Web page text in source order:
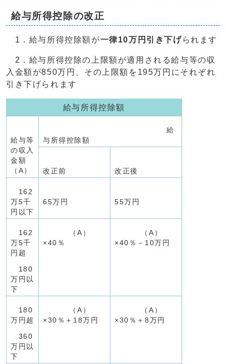
給与所得控除の改正
1．給与所得控除額が一律10万円引き下げられます
2．給与所得控除の上限額が適用される給与等の収
入金額が850万円、その上限額を195万円にそれぞれ
引き下げられます
給与所得控除額
給与等
の収入
金額
（A）
給
与所得控除額
改正前 改正後
162
万5千
円以下
65万円 55万円
162
万5千
円超
180
万円以
下
（A）
×40％
（A）
×40％－10万円
180
万円超
360
万円以
下
（A）
×30％＋18万円
（A）
×30％＋8万円